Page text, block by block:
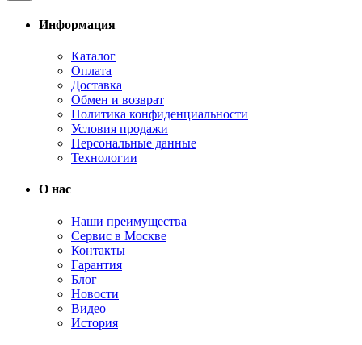
Информация
Каталог
Оплата
Доставка
Обмен и возврат
Политика конфиденциальности
Условия продажи
Персональные данные
Технологии
О нас
Наши преимущества
Сервис в Москве
Контакты
Гарантия
Блог
Новости
Видео
История